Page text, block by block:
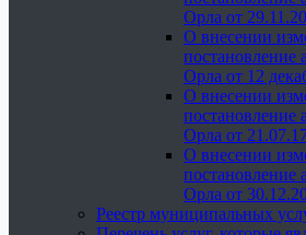
Орла от
О внесении
постановление
Орла от 12
О внесении
постановление
Орла от
О внесении
постановление
Орла от
Реестр муниципальных